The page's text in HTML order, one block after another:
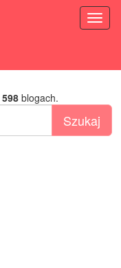
598blogach.